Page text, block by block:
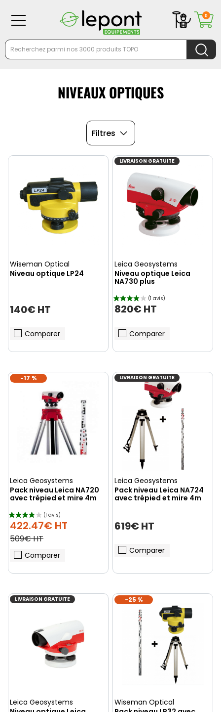
NIVEAUX OPTIQUES
Filtres
Wiseman Optical
Niveau optique LP24
140€ HT
Comparer
LIVRAISON GRATUITE
Leica Geosystems
Niveau optique Leica
NA730 plus
820€ HT
Comparer
-17 %
Leica Geosystems
Pack niveau Leica NA720
avec trépied et mire 4m
422.47€ HT
509€ HT
Comparer
LIVRAISON GRATUITE
Leica Geosystems
Pack niveau Leica NA724
avec trépied et mire 4m
619€ HT
Comparer
LIVRAISON GRATUITE
Leica Geosystems
-25 %
Wiseman Optical
0